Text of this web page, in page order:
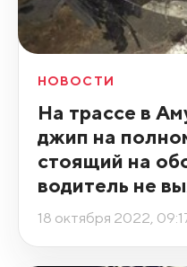
НОВОСТИ
На трассе в
джип на
стоящий на
водитель не
18 октября 2022,